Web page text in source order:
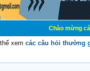
Chào mừng các bạn đến
xem các câu hỏi thường